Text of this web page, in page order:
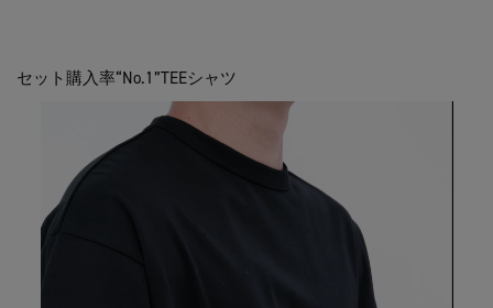
セット購入率“No.1”TEEシャツ